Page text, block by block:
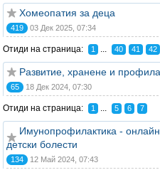
Хомеопатия за деца
419 03 Дек 2025, 07:34
Отиди на страница: 1 ... 40 41 42
Развитие, хранене и
65 18 Дек 2024, 07:30
Отиди на страница: 1 ... 5 6 7
Имунопрофилактика -
детски болести
134 12 Май 2024, 07:43